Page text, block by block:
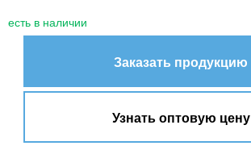
есть в наличии
Заказать продукцию
Узнать оптовую цену